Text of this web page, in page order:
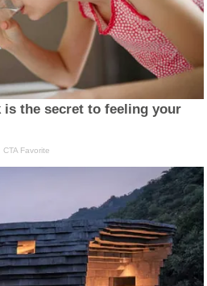
the secret to feeling your
CTA Favorite